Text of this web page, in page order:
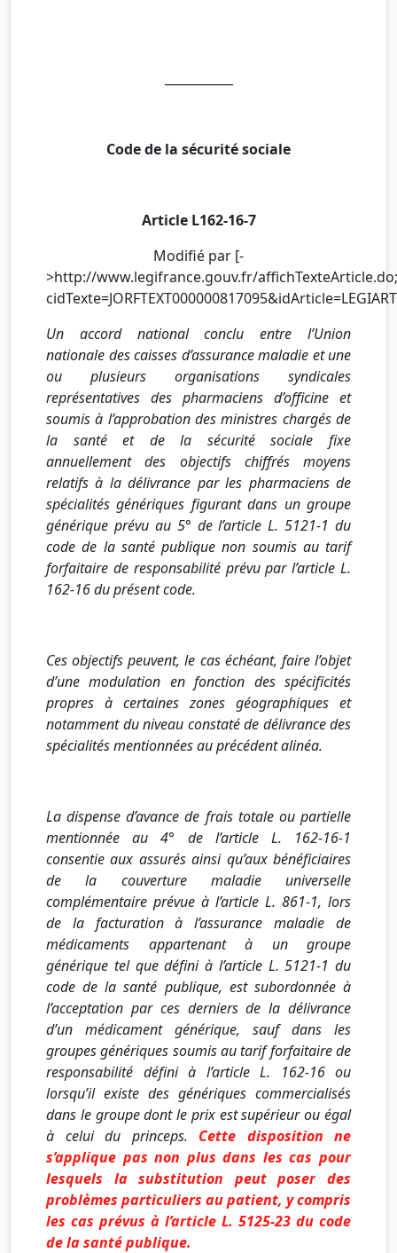
Code de la sécurité sociale
Article L162-16-7
Modifié par [-
>http://www.legifrance.gouv.fr/
Un accord national conclu entre l’Union
nationale des caisses d’assurance maladie et une
ou plusieurs organisations syndicales
représentatives des pharmaciens d’officine et
soumis à l’approbation des ministres chargés de
la santé et de la sécurité sociale fixe
annuellement des objectifs chiffrés moyens
relatifs à la délivrance par les pharmaciens de
spécialités génériques figurant dans un groupe
générique prévu au 5° de l’article L. 5121-1 du
code de la santé publique non soumis au tarif
forfaitaire de responsabilité prévu par l’article L.
162-16 du présent code.
Ces objectifs peuvent, le cas échéant, faire l’objet
d’une modulation en fonction des spécificités
propres à certaines zones géographiques et
notamment du niveau constaté de délivrance des
spécialités mentionnées au précédent alinéa.
La dispense d’avance de frais totale ou partielle
mentionnée au 4° de l’article L. 162-16-1
consentie aux assurés ainsi qu’aux bénéficiaires
de la couverture maladie universelle
complémentaire prévue à l’article L. 861-1, lors
de la facturation à l’assurance maladie de
médicaments appartenant à un groupe
générique tel que défini à l’article L. 5121-1 du
code de la santé publique, est subordonnée à
l’acceptation par ces derniers de la délivrance
d’un médicament générique, sauf dans les
groupes génériques soumis au tarif forfaitaire de
responsabilité défini à l’article L. 162-16 ou
lorsqu’il existe des génériques commercialisés
dans le groupe dont le prix est supérieur ou égal
à celui du princeps. Cette disposition ne
s’applique pas non plus dans les cas pour
lesquels la substitution peut poser des
problèmes particuliers au patient, y compris
les cas prévus à l’article L. 5125-23 du code
de la santé publique.